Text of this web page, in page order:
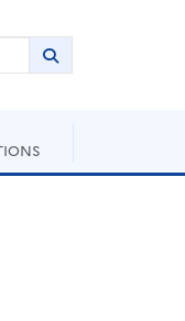
Rechercher
Lancer la